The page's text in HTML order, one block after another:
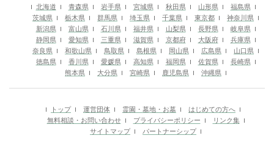
北海道 青森県 岩手県 宮城県 秋田県 山形県
福島県
茨城県
栃木県 群馬県 埼玉県 千葉県 東京都
神奈川県
新潟県
富山県 石川県 福井県 山梨県 長野県
岐阜県
静岡県
愛知県 三重県 滋賀県 京都府 大阪府
兵庫県
奈良県
和歌山県 鳥取県 島根県 岡山県 広島県
山口県
徳島県
香川県 愛媛県 高知県 福岡県 佐賀県
長崎県
熊本県
大分県 宮崎県 鹿児島県 沖縄県
トップ 運営団体 霊園・墓地・お墓
はじめての方へ
無料相談・お問い合わせ
プライバシーポリシー
リンク集
サイトマップ
パートナーシップ